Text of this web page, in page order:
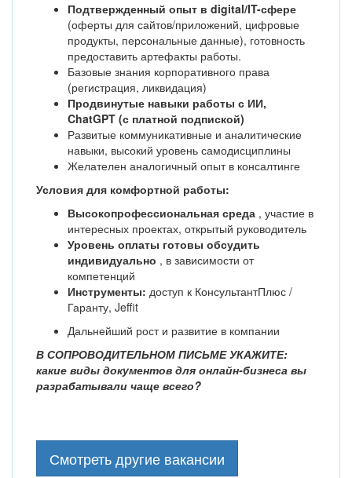
Подтвержденный опыт в digital/IT-сфере
(оферты для сайтов/приложений, цифровые
продукты, персональные данные), готовность
предоставить артефакты работы.
Базовые знания корпоративного права
(регистрация, ликвидация)
Продвинутые навыки работы с ИИ,
ChatGPT (с платной подпиской)
Развитые коммуникативные и аналитические
навыки, высокий уровень самодисциплины
Желателен аналогичный опыт в консалтинге
Условия для комфортной работы:
Высокопрофессиональная среда , участие в
интересных проектах, открытый руководитель
Уровень оплаты готовы обсудить
индивидуально , в зависимости от
компетенций
Инструменты: доступ к КонсультантПлюс /
Гаранту, Jeffit
Дальнейший рост и развитие в компании
В СОПРОВОДИТЕЛЬНОМ ПИСЬМЕ УКАЖИТЕ:
какие виды документов для онлайн-бизнеса вы
разрабатывали чаще всего?
Смотреть другие вакансии